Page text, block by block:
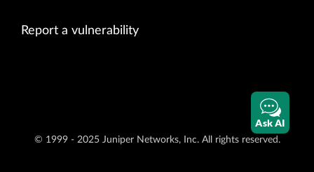
Report a vulnerability
© 1999 - 2025 Juniper Networks, Inc. All rights reserved.
Ask AI